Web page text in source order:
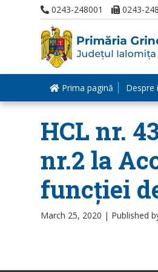
0243-248001 0243-
Prima pagină Despre
HCL nr.
nr.2 la
funcției
March 25, 2020 | Published